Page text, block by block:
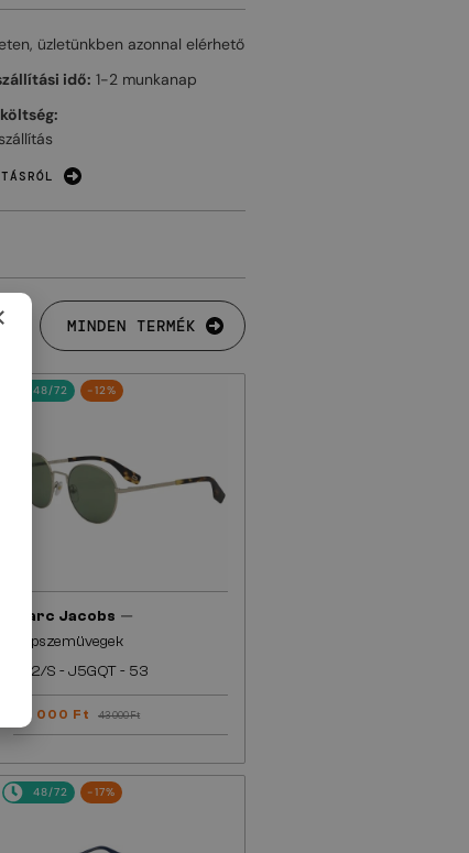
üzletünkben azonnal elérhető
idő: 1-2 munkanap
MINDEN TERMÉK
48/72 -12%
Marc Jacobs —
Napszemüvegek
272/S - J5GQT - 53
38 000 Ft 43 000 Ft
48/72 -17%